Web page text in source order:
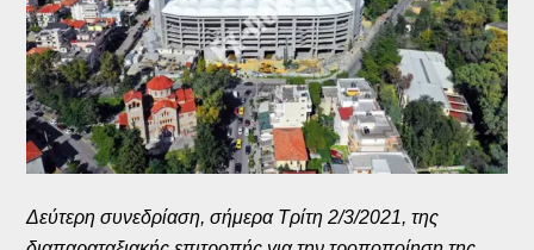
Δεύτερη συνεδρίαση, σήμερα Τρίτη 2/3/2021, της